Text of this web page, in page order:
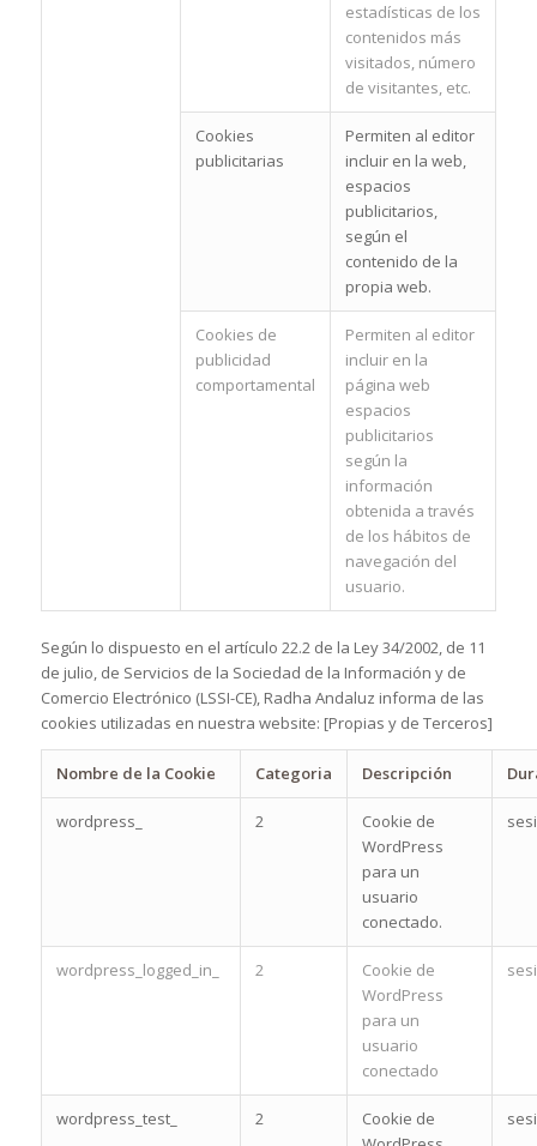
estadísticas de los
contenidos más
visitados, número
de visitantes, etc.
Cookies
publicitarias
Permiten al editor
incluir en la web,
espacios
publicitarios,
según el
contenido de la
propia web.
Cookies de
publicidad
comportamental
Permiten al editor
incluir en la
página web
espacios
publicitarios
según la
información
obtenida a través
de los hábitos de
navegación del
usuario.
Según lo dispuesto en el artículo 22.2 de la Ley 34/2002, de 11
de julio, de Servicios de la Sociedad de la Información y de
Comercio Electrónico (LSSI-CE), Radha Andaluz informa de las
cookies utilizadas en nuestra website: [Propias y de Terceros]
Nombre de la Cookie Categoria Descripción
wordpress_ 2
Cookie de
WordPress
para un
usuario
conectado.
wordpress_logged_in_ 2
Cookie de
WordPress
para un
usuario
conectado
wordpress_test_ 2
Cookie de